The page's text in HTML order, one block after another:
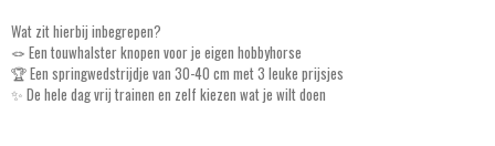
Wat zit hierbij inbegrepen?
🪢 Een touwhalster knopen voor je eigen hobbyhorse
🏆 Een springwedstrijdje van 30-40 cm met 3 leuke prijsjes
✨ De hele dag vrij trainen en zelf kiezen wat je wilt doen